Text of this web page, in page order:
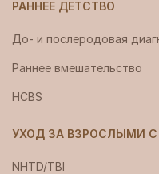
РАННЕЕ ДЕТСТВО
До- и послеродовая
Раннее вмешательство
HCBS
УХОД ЗА ВЗРОСЛЫМИ
NHTD/TBI